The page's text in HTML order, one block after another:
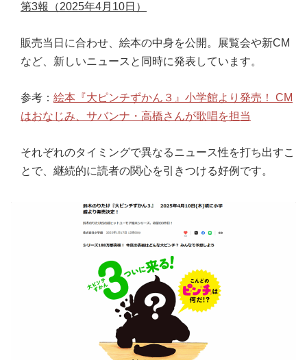
第3報（2025年4月10日）
販売当日に合わせ、絵本の中身を公開。展覧会や新CM
など、新しいニュースと同時に発表しています。
参考： 絵本『大ピンチずかん３』小学館より発売！ CM
はおなじみ、サバンナ・高橋さんが歌唱を担当
それぞれのタイミングで異なるニュース性を打ち出すこ
とで、継続的に読者の関心を引きつける好例です。